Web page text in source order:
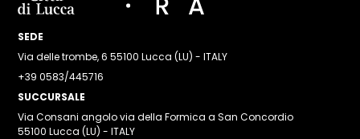
SEDE
Via delle trombe, 6 55100 Lucca (LU) - ITALY
+39 0583/445716
SUCCURSALE
Via Consani angolo via della Formica a San Concordio
55100 Lucca (LU) - ITALY